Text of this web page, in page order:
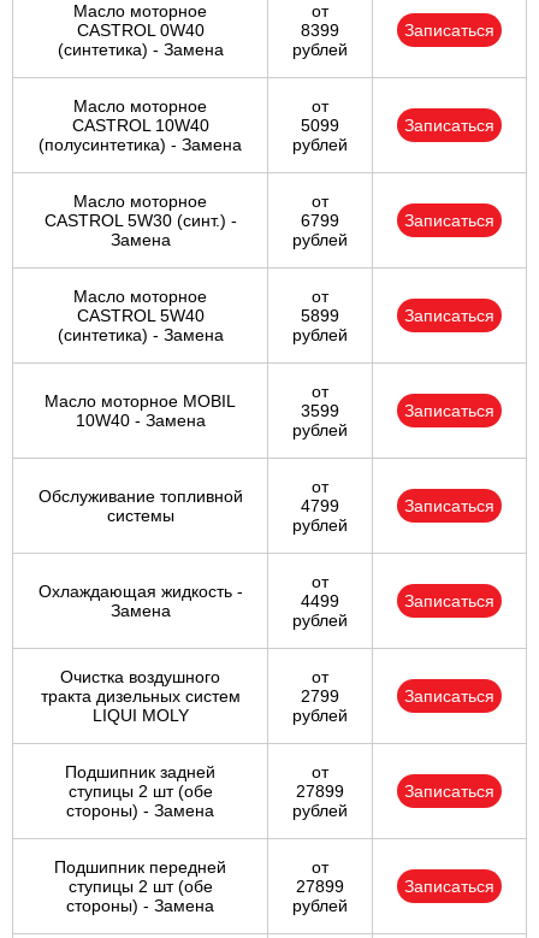
Масло моторное
CASTROL 0W40
(синтетика) - Замена
от
8399
рублей
Записаться
Масло моторное
CASTROL 10W40
(полусинтетика) - Замена
от
5099
рублей
Записаться
Масло моторное
CASTROL 5W30 (синт.) -
Замена
от
6799
рублей
Записаться
Масло моторное
CASTROL 5W40
(синтетика) - Замена
от
5899
рублей
Записаться
Масло моторное MOBIL
10W40 - Замена
от
3599
рублей
Записаться
Обслуживание топливной
системы
от
4799
рублей
Записаться
Охлаждающая жидкость -
Замена
от
4499
рублей
Записаться
Очистка воздушного
тракта дизельных систем
LIQUI MOLY
от
2799
рублей
Записаться
Подшипник задней
ступицы 2 шт (обе
стороны) - Замена
от
27899
рублей
Записаться
Подшипник передней
ступицы 2 шт (обе
стороны) - Замена
от
27899
рублей
Записаться